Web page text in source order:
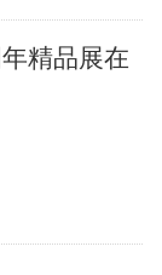
精品展在